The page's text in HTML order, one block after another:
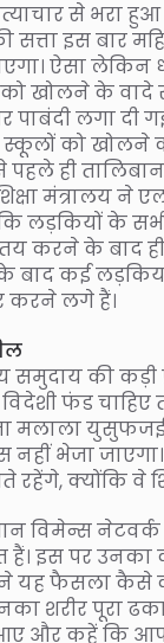
से भरा
सत्ता इस
ऐसा लेकिन
खोलने के
पाबंदी लगा
को खोलने
पहले ही
मंत्रालय
लड़कियों के
करने के बाद
बाद कई
करने लगे हैं।
की कड़ी
फंड चाहिए
मलाला
भेजा
क्योंकि वे
विमेन्स
इस पर उनका
यह फैसला
शरीर पूरा
आए और कहें कि